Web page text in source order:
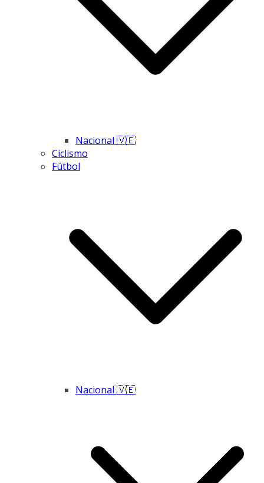
Nacional 🇻🇪
Ciclismo
Fútbol
Nacional 🇻🇪